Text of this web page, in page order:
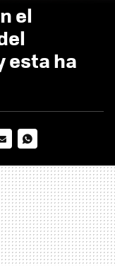
el
esta ha